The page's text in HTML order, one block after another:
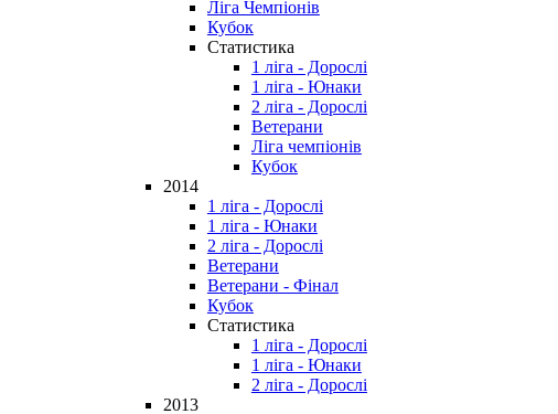
Ліга Чемпіонів
Кубок
Статистика
1 ліга - Дорослі
1 ліга - Юнаки
2 ліга - Дорослі
Ветерани
Ліга чемпіонів
Кубок
2014
1 ліга - Дорослі
1 ліга - Юнаки
2 ліга - Дорослі
Ветерани
Ветерани - Фінал
Кубок
Статистика
1 ліга - Дорослі
1 ліга - Юнаки
2 ліга - Дорослі
2013